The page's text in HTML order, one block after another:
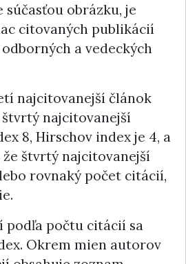
obrázku, je
citovaných publikácií
a vedeckých
najcitovanejší článok
štvrtý najcitovanejší
8, Hirschov index je 4, a
štvrtý najcitovanejší
rovnaký počet citácií,
podľa počtu citácií sa
Okrem mien autorov